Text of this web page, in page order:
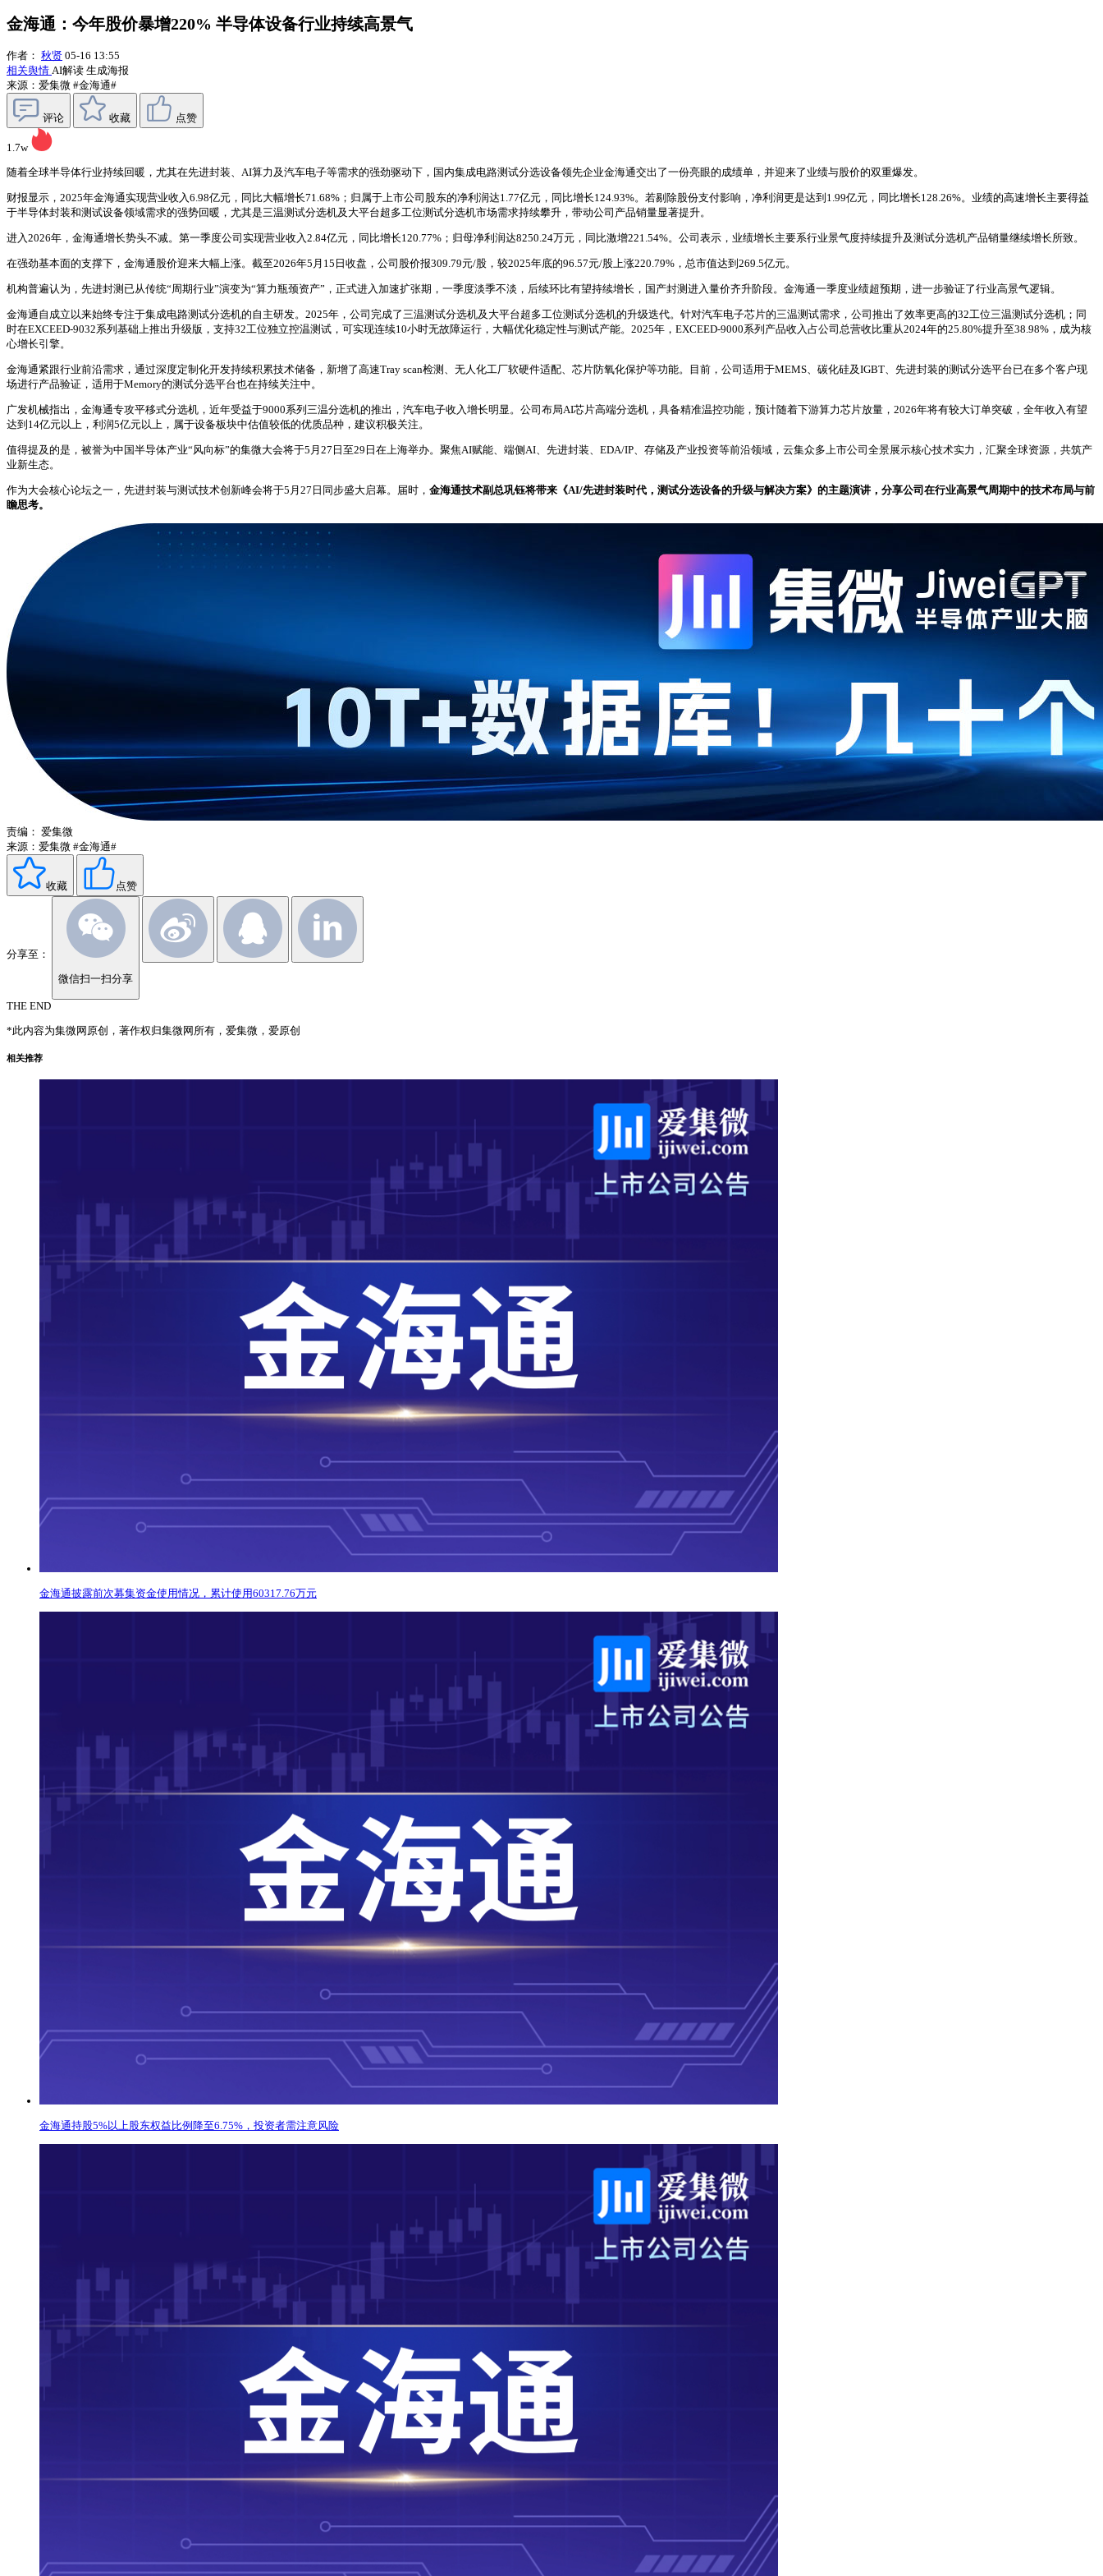
金海通：今年股价暴增220% 半导体设备行业持续高景气
作者： 秋贤 05-16 13:55
相关舆情 AI解读 生成海报
来源：爱集微 #金海通#
评论 收藏 点赞
1.7w
随着全球半导体行业持续回暖，尤其在先进封装、AI算力及汽车电子等需求的强劲驱动下，国内集成电路测试分选设备领先企业金海通交出了一份亮眼的成绩单，并迎来了业绩与股价的双重爆发。
财报显示，2025年金海通实现营业收入6.98亿元，同比大幅增长71.68%；归属于上市公司股东的净利润达1.77亿元，同比增长124.93%。若剔除股份支付影响，净利润更是达到1.99亿元，同比增长128.26%。业绩的高速增长主要得益
于半导体封装和测试设备领域需求的强势回暖，尤其是三温测试分选机及大平台超多工位测试分选机市场需求持续攀升，带动公司产品销量显著提升。
进入2026年，金海通增长势头不减。第一季度公司实现营业收入2.84亿元，同比增长120.77%；归母净利润达8250.24万元，同比激增221.54%。公司表示，业绩增长主要系行业景气度持续提升及测试分选机产品销量继续增长所致。
在强劲基本面的支撑下，金海通股价迎来大幅上涨。截至2026年5月15日收盘，公司股价报309.79元/股，较2025年底的96.57元/股上涨220.79%，总市值达到269.5亿元。
机构普遍认为，先进封测已从传统“周期行业”演变为“算力瓶颈资产”，正式进入加速扩张期，一季度淡季不淡，后续环比有望持续增长，国产封测进入量价齐升阶段。金海通一季度业绩超预期，进一步验证了行业高景气逻辑。
金海通自成立以来始终专注于集成电路测试分选机的自主研发。2025年，公司完成了三温测试分选机及大平台超多工位测试分选机的升级迭代。针对汽车电子芯片的三温测试需求，公司推出了效率更高的32工位三温测试分选机；同
时在EXCEED-9032系列基础上推出升级版，支持32工位独立控温测试，可实现连续10小时无故障运行，大幅优化稳定性与测试产能。2025年，EXCEED-9000系列产品收入占公司总营收比重从2024年的25.80%提升至38.98%，成为核
心增长引擎。
金海通紧跟行业前沿需求，通过深度定制化开发持续积累技术储备，新增了高速Tray scan检测、无人化工厂软硬件适配、芯片防氧化保护等功能。目前，公司适用于MEMS、碳化硅及IGBT、先进封装的测试分选平台已在多个客户现
场进行产品验证，适用于Memory的测试分选平台也在持续关注中。
广发机械指出，金海通专攻平移式分选机，近年受益于9000系列三温分选机的推出，汽车电子收入增长明显。公司布局AI芯片高端分选机，具备精准温控功能，预计随着下游算力芯片放量，2026年将有较大订单突破，全年收入有望
达到14亿元以上，利润5亿元以上，属于设备板块中估值较低的优质品种，建议积极关注。
值得提及的是，被誉为中国半导体产业“风向标”的集微大会将于5月27日至29日在上海举办。聚焦AI赋能、端侧AI、先进封装、EDA/IP、存储及产业投资等前沿领域，云集众多上市公司全景展示核心技术实力，汇聚全球资源，共筑产
业新生态。
作为大会核心论坛之一，先进封装与测试技术创新峰会将于5月27日同步盛大启幕。届时， 金海通技术副总巩钰将带来《AI/先进封装时代，测试分选设备的升级与解决方案》的主题演讲，分享公司在行业高景气周期中的技术布局与前
瞻思考。
责编： 爱集微
来源：爱集微 #金海通#
收藏 点赞
分享至：
微信扫一扫分享
THE END
*此内容为集微网原创，著作权归集微网所有，爱集微，爱原创
相关推荐
金海通披露前次募集资金使用情况，累计使用60317.76万元
金海通持股5%以上股东权益比例降至6.75%，投资者需注意风险